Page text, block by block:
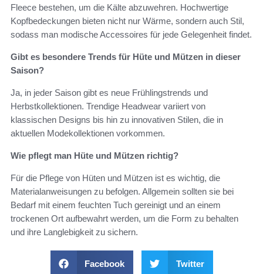
Fleece bestehen, um die Kälte abzuwehren. Hochwertige
Kopfbedeckungen bieten nicht nur Wärme, sondern auch Stil,
sodass man modische Accessoires für jede Gelegenheit findet.
Gibt es besondere Trends für Hüte und Mützen in dieser
Saison?
Ja, in jeder Saison gibt es neue Frühlingstrends und
Herbstkollektionen. Trendige Headwear variiert von
klassischen Designs bis hin zu innovativen Stilen, die in
aktuellen Modekollektionen vorkommen.
Wie pflegt man Hüte und Mützen richtig?
Für die Pflege von Hüten und Mützen ist es wichtig, die
Materialanweisungen zu befolgen. Allgemein sollten sie bei
Bedarf mit einem feuchten Tuch gereinigt und an einem
trockenen Ort aufbewahrt werden, um die Form zu behalten
und ihre Langlebigkeit zu sichern.
Facebook Twitter